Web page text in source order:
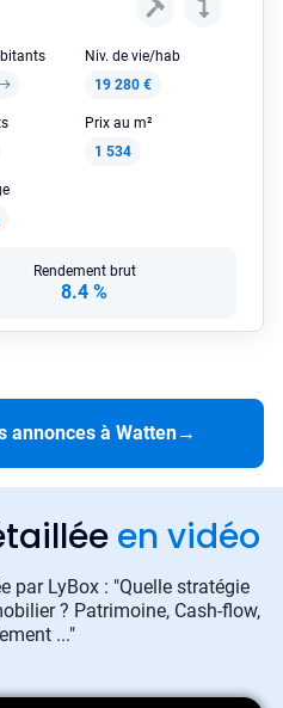
Niv. de vie/hab
19 280 €
Prix au m²
1 534
Rendement brut
8.4 %
annonces à Watten→
en vidéo
par LyBox : "Quelle stratégie
? Patrimoine, Cash-flow,
..."